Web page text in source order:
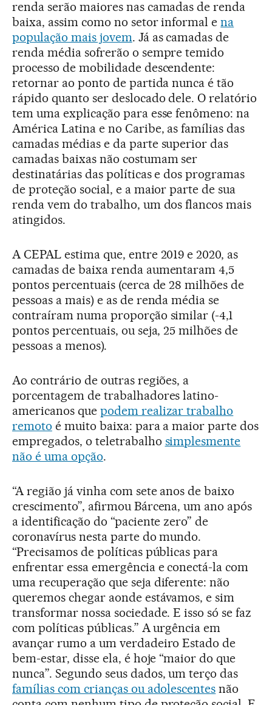
renda serão maiores nas camadas de renda
baixa, assim como no setor informal ena
população mais jovem. Já as camadas de
renda média sofrerão o sempre temido
processo de mobilidade descendente:
retornar ao ponto de partida nunca é tão
rápido quanto ser deslocado dele. O relatório
tem uma explicação para esse fenômeno: na
América Latina e no Caribe, as famílias das
camadas médias e da parte superior das
camadas baixas não costumam ser
destinatárias das políticas e dos programas
de proteção social, e a maior parte de sua
renda vem do trabalho, um dos flancos mais
atingidos.
A CEPAL estima que, entre 2019 e 2020, as
camadas de baixa renda aumentaram 4,5
pontos percentuais (cerca de 28 milhões de
pessoas a mais) e as de renda média se
contraíram numa proporção similar (-4,1
pontos percentuais, ou seja, 25 milhões de
pessoas a menos).
Ao contrário de outras regiões, a
porcentagem de trabalhadores latino-
americanos que podem realizar trabalho
remoto é muito baixa: para a maior parte dos
empregados, o teletrabalho simplesmente
não é uma opção.
“A região já vinha com sete anos de baixo
crescimento”, afirmou Bárcena, um ano após
a identificação do “paciente zero” de
coronavírus nesta parte do mundo.
“Precisamos de políticas públicas para
enfrentar essa emergência e conectá-la com
uma recuperação que seja diferente: não
queremos chegar aonde estávamos, e sim
transformar nossa sociedade. E isso só se faz
com políticas públicas.” A urgência em
avançar rumo a um verdadeiro Estado de
bem-estar, disse ela, é hoje “maior do que
nunca”. Segundo seus dados, um terço das
famílias com crianças ou adolescentes não